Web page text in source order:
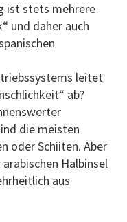
ist stets mehrere
und daher auch
leitet
ab?
die meisten
oder Schiiten. Aber
Halbinsel
aus